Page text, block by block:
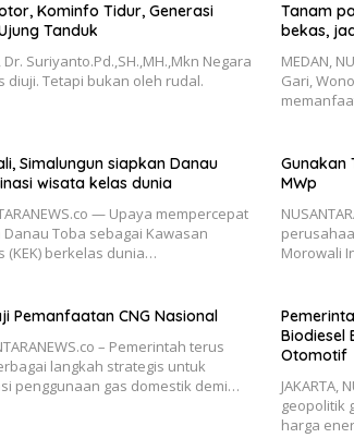
Kominfo Tidur, Generasi
Tanduk
Suriyanto.Pd.,SH.,MH.,Mkn Negara
diuji. Tetapi bukan oleh rudal.
Tanam
bekas,
MEDAN,
Gari,
Simalungun siapkan Danau
wisata kelas dunia
— Upaya mempercepat
Toba sebagai Kawasan
(KEK) berkelas dunia…
Gunakan
MWp
Morowali
Pemanfaatan CNG Nasional
– Pemerintah terus
langkah strategis untuk
penggunaan gas domestik demi…
Biodiesel
Otomotif
JAKARTA,
geopolitik
harga